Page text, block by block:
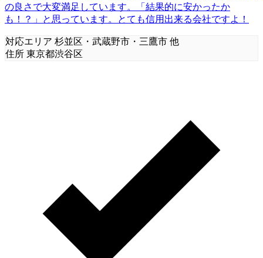
の良さで大変満足しています。「結果的に安かったか
も！？」と思っています。とても信用出来る会社ですよ！
対応エリア 杉並区・武蔵野市・三鷹市 他
住所 東京都渋谷区